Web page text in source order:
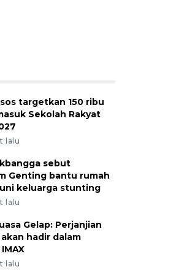
targetkan 150 ribu
Sekolah Rakyat
lalu
sebut
Genting bantu rumah
keluarga stunting
lalu
Gelap: Perjanjian
hadir dalam
lalu